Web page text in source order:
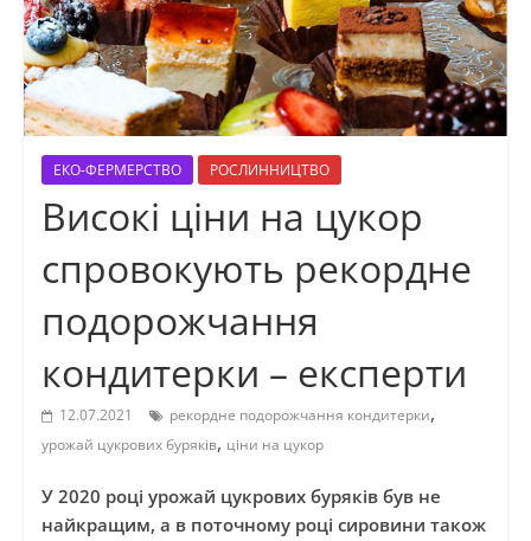
ЕКО-ФЕРМЕРСТВО РОСЛИННИЦТВО
Високі ціни на цукор
спровокують рекордне
подорожчання
кондитерки – експерти
12.07.2021 рекордне подорожчання кондитерки,
урожай цукрових буряків, ціни на цукор
У 2020 році урожай цукрових буряків був не
найкращим, а в поточному році сировини також